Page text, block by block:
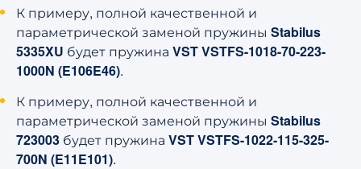
К примеру, полной качественной и
параметрической заменой пружины Stabilus
5335XU будет пружина VST VSTFS-1018-70-223-
1000N (E106E46).
К примеру, полной качественной и
параметрической заменой пружины Stabilus
723003 будет пружина VST VSTFS-1022-115-325-
700N (E11E101).